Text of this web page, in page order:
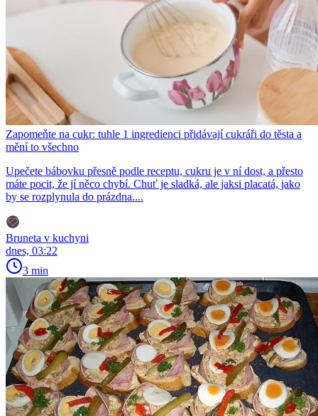
Zapomeňte na cukr: tuhle 1 ingredienci přidávají cukráři do těsta a
mění to všechno
Upečete bábovku přesně podle receptu, cukru je v ní dost, a přesto
máte pocit, že jí něco chybí. Chuť je sladká, ale jaksi placatá, jako
by se rozplynula do prázdna....
Bruneta v kuchyni
dnes, 03:22
3 min